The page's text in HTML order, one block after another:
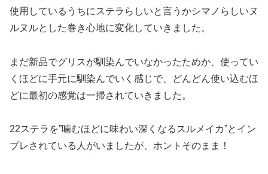
使用しているうちにステラらしいと言うかシマノらしいヌ
ルヌルとした巻き心地に変化していきました。
まだ新品でグリスが馴染んでいなかったためか、使ってい
くほどに手元に馴染んでいく感じで、どんどん使い込むほ
どに最初の感覚は一掃されていきました。
22ステラを”噛むほどに味わい深くなるスルメイカ”とイン
プレされている人がいましたが、ホントそのまま！